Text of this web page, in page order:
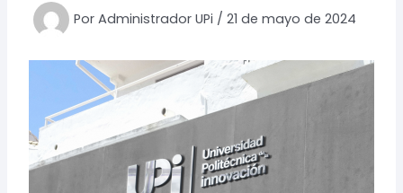
Por Administrador UPi / 21 de mayo de 2024